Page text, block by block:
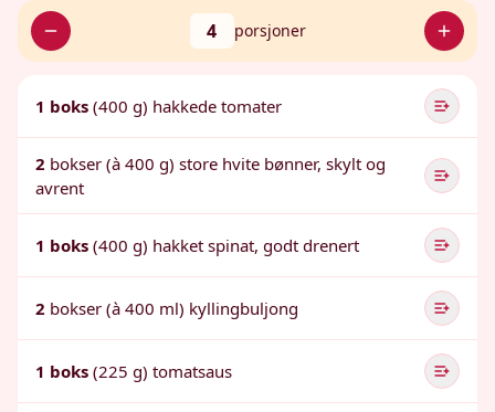
4 porsjoner
1 boks (400 g) hakkede tomater
2 bokser (à 400 g) store hvite bønner, skylt og
avrent
1 boks (400 g) hakket spinat, godt drenert
2 bokser (à 400 ml) kyllingbuljong
1 boks (225 g) tomatsaus